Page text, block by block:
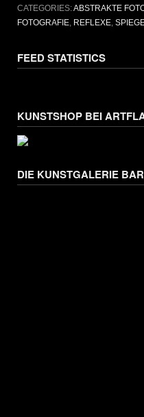
CATEGORIES:ABSTRAKTE
FOTOGRAFIE, REFLEXE,
FEED STATISTICS
KUNSTSHOP BEI
DIE KUNSTGALERIE